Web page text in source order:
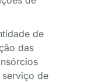
de
das
serviço de